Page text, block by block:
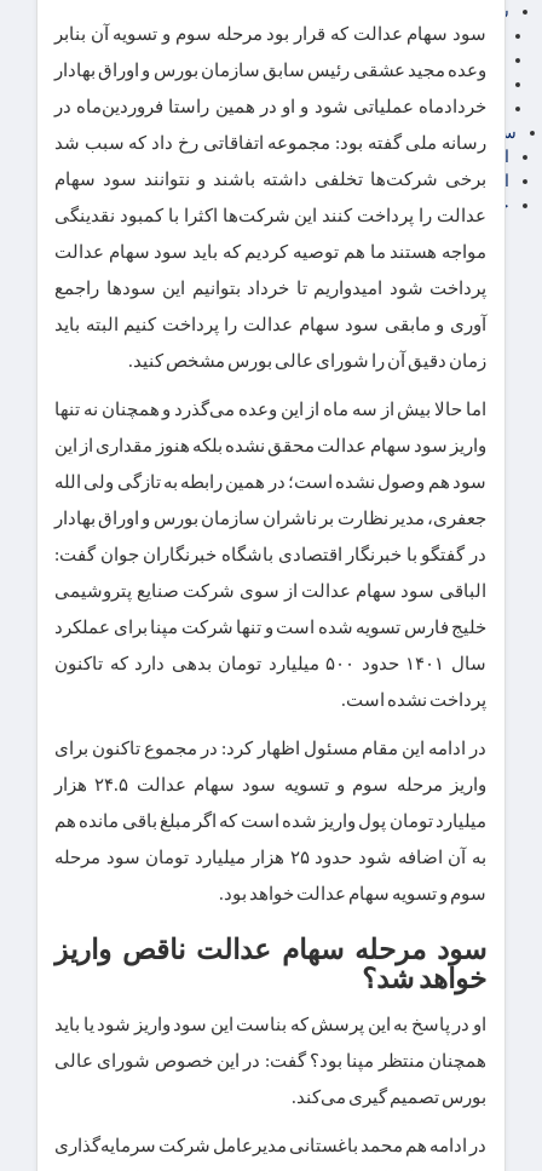
سایر اخبار اقتصادی
عمومی و سرگرمی
آگهی رسمی و مزایده
آکادمی آموزش اقتصادی
سایر رسانه ها
اقتصاد فارسی
اقتصاد آفرین
خرید انواع دیزل ژنراتور
سود سهام عدالت که قرار بود مرحله سوم و تسویه آن بنابر
وعده مجید عشقی رئیس سابق سازمان بورس و اوراق بهادار
خردادماه عملیاتی شود و او در همین راستا فروردین‌ماه در
رسانه ملی گفته بود: مجموعه اتفاقاتی رخ داد که سبب شد
برخی شرکت‌ها تخلفی داشته باشند و نتوانند سود سهام
عدالت را پرداخت کنند این شرکت‌ها اکثرا با کمبود نقدینگی
مواجه هستند ما هم توصیه کردیم که باید سود سهام عدالت
پرداخت شود امیدواریم تا خرداد بتوانیم این سود‌ها راجمع
آوری و مابقی سود سهام عدالت را پرداخت کنیم البته باید
زمان دقیق آن را شورای عالی بورس مشخص کنید.
اما حالا بیش از سه ماه از این وعده می‌گذرد و همچنان نه تنها
واریز سود سهام عدالت محقق نشده بلکه هنوز مقداری از این
سود هم وصول نشده است؛ در همین رابطه به تازگی ولی الله
جعفری، مدیر نظارت بر ناشران سازمان بورس و اوراق بهادار
در گفتگو با خبرنگار اقتصادی باشگاه خبرنگاران جوان گفت:
الباقی سود سهام عدالت از سوی شرکت صنایع پتروشیمی
خلیج فارس تسویه شده است و تنها شرکت مپنا برای عملکرد
سال ۱۴۰۱ حدود ۵۰۰ میلیارد تومان بدهی دارد که تاکنون
پرداخت نشده است.
در ادامه این مقام مسئول اظهار کرد: در مجموع تاکنون برای
واریز مرحله سوم و تسویه سود سهام عدالت ۲۴.۵ هزار
میلیارد تومان پول واریز شده است که اگر مبلغ باقی مانده هم
به آن اضافه شود حدود ۲۵ هزار میلیارد تومان سود مرحله
سوم و تسویه سهام عدالت خواهد بود.
سود مرحله سهام عدالت ناقص واریز
خواهد شد؟
او در پاسخ به این پرسش که بناست این سود واریز شود یا باید
همچنان منتظر مپنا بود؟ گفت: در این خصوص شورای عالی
بورس تصمیم گیری می‌کند.
در ادامه هم محمد باغستانی مدیرعامل شرکت سرمایه‌گذاری